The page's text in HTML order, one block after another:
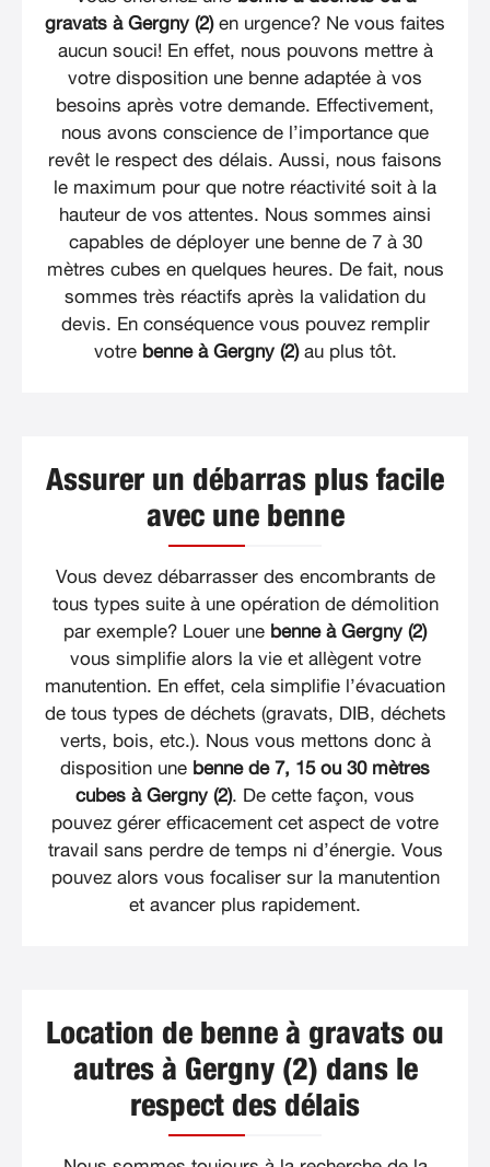
gravats à Gergny (2)en urgence? Ne vous faites
aucun souci! En effet, nous pouvons mettre à
votre disposition une benne adaptée à vos
besoins après votre demande. Effectivement,
nous avons conscience de l’importance que
revêt le respect des délais. Aussi, nous faisons
le maximum pour que notre réactivité soit à la
hauteur de vos attentes. Nous sommes ainsi
capables de déployer une benne de 7 à 30
mètres cubes en quelques heures. De fait, nous
sommes très réactifs après la validation du
devis. En conséquence vous pouvez remplir
votre benne à Gergny (2)au plus tôt.
Assurer un débarras plus facile
avec une benne
Vous devez débarrasser des encombrants de
tous types suite à une opération de démolition
par exemple? Louer une benne à Gergny (2)
vous simplifie alors la vie et allègent votre
manutention. En effet, cela simplifie l’évacuation
de tous types de déchets (gravats, DIB, déchets
verts, bois, etc.). Nous vous mettons donc à
disposition une benne de 7, 15 ou 30 mètres
cubes à Gergny (2). De cette façon, vous
pouvez gérer efficacement cet aspect de votre
travail sans perdre de temps ni d’énergie. Vous
pouvez alors vous focaliser sur la manutention
et avancer plus rapidement.
Location de benne à gravats ou
autres à Gergny (2) dans le
respect des délais